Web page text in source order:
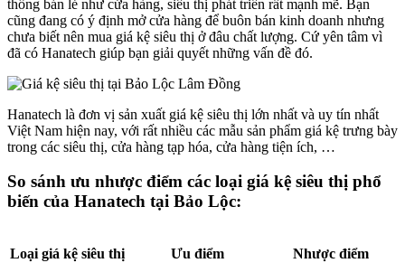
thống bán lẻ như cửa hàng, siêu thị phát triển rất mạnh mẽ. Bạn
cũng đang có ý định mở cửa hàng để buôn bán kinh doanh nhưng
chưa biết nên mua giá kệ siêu thị ở đâu chất lượng. Cứ yên tâm vì
đã có Hanatech giúp bạn giải quyết những vấn đề đó.
Hanatech là đơn vị sản xuất giá kệ siêu thị lớn nhất và uy tín nhất
Việt Nam hiện nay, với rất nhiều các mẫu sản phẩm giá kệ trưng bày
trong các siêu thị, cửa hàng tạp hóa, cửa hàng tiện ích, …
So sánh ưu nhược điểm các loại giá kệ siêu thị phổ
biến của Hanatech tại Bảo Lộc:
Loại giá kệ siêu thị Ưu điểm Nhược điểm